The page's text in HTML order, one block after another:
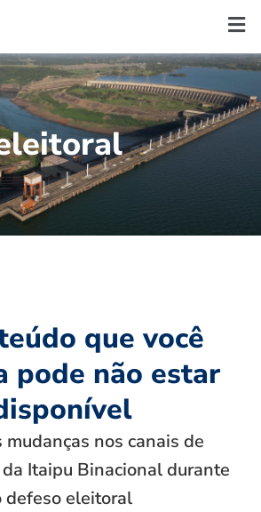
leitoral
que você
pode não estar
mudanças nos canais de
da Itaipu Binacional durante
defeso eleitoral